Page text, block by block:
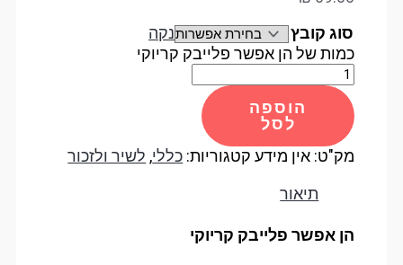
סוג קובץ
נקה
כמות של הן אפשר פלייבק קריוקי
הוספה
לסל
מק"ט: אין מידע קטגוריות: כללי, לשיר ולזכור
תיאור
הן אפשר פלייבק קריוקי